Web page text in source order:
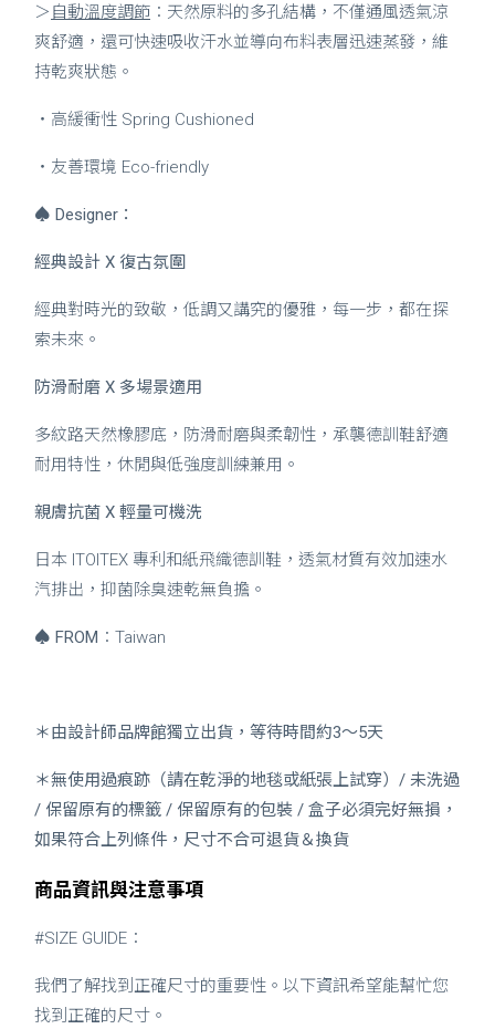
＞ 自動溫度調節 ：天然原料的多孔結構，不僅通風透氣涼
爽舒適，還可快速吸收汗水並導向布料表層迅速蒸發，維
持乾爽狀態。
・高緩衝性 Spring Cushioned
・友善環境 Eco-friendly
♠ Designer：
經典設計 X 復古氛圍
經典對時光的致敬，低調又講究的優雅，每一步，都在探
索未來。
防滑耐磨 X 多場景適用
多紋路天然橡膠底，防滑耐磨與柔韌性，承襲德訓鞋舒適
耐用特性，休閒與低強度訓練兼用。
親膚抗菌 X 輕量可機洗
日本 ITOITEX 專利和紙飛織德訓鞋，透氣材質有效加速水
汽排出，抑菌除臭速乾無負擔。
♠ FROM ：Taiwan
＊由設計師品牌館獨立出貨，等待時間約3～5天
＊無使用過痕跡（請在乾淨的地毯或紙張上試穿）/ 未洗過
/ 保留原有的標籤 / 保留原有的包裝 / 盒子必須完好無損，
如果符合上列條件，尺寸不合可退貨＆換貨
商品資訊與注意事項
#SIZE GUIDE：
我們了解找到正確尺寸的重要性。以下資訊希望能幫忙您
找到正確的尺寸。